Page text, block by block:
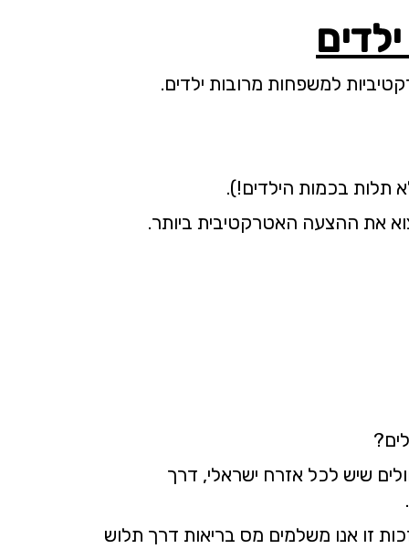
למשפחות מרובות ילדים.
תלות בכמות הילדים!).
את ההצעה האטרקטיבית ביותר.
שיש לכל אזרח ישראלי, דרך
זו אנו משלמים מס בריאות דרך תלוש